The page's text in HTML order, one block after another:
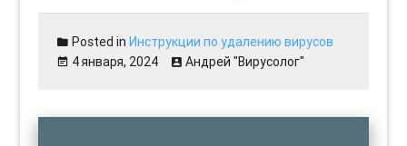
Posted inИнструкции по удалению вирусов
4 января, 2024
Андрей "Вирусолог"